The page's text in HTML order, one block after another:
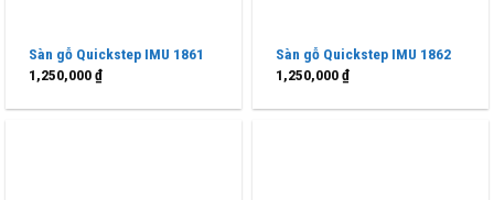
Sàn gỗ Quickstep IMU 1861
1,250,000₫
Sàn gỗ Quickstep IMU 1862
1,250,000₫